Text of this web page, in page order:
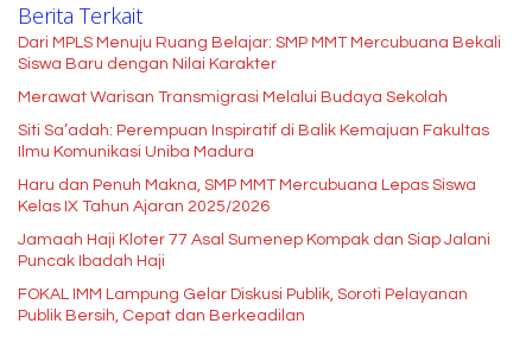
Berita Terkait
Dari MPLS Menuju Ruang Belajar: SMP MMT Mercubuana Bekali
Siswa Baru dengan Nilai Karakter
Merawat Warisan Transmigrasi Melalui Budaya Sekolah
Siti Sa’adah: Perempuan Inspiratif di Balik Kemajuan Fakultas
Ilmu Komunikasi Uniba Madura
Haru dan Penuh Makna, SMP MMT Mercubuana Lepas Siswa
Kelas IX Tahun Ajaran 2025/2026
Jamaah Haji Kloter 77 Asal Sumenep Kompak dan Siap Jalani
Puncak Ibadah Haji
FOKAL IMM Lampung Gelar Diskusi Publik, Soroti Pelayanan
Publik Bersih, Cepat dan Berkeadilan